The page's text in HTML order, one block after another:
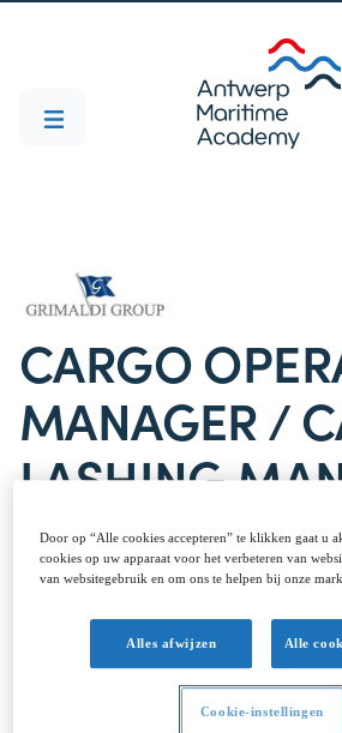
CARGO
MANAGER /
LASHING
N EUROPEAN
CAPTAIN
Grimaldi Belgium is op zoek
Door op “Alle cookies accepteren” te klikken gaat u
cookies op uw apparaat voor het verbeteren van
van websitegebruik en om ons te helpen bij onze
Alles afwijzen Alle
Cookie-instellingen